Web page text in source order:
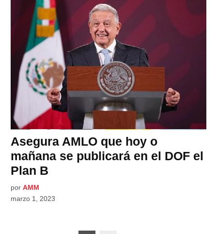
Asegura AMLO que hoy o
mañana se publicará en el DOF el
Plan B
por AMM
marzo 1, 2023